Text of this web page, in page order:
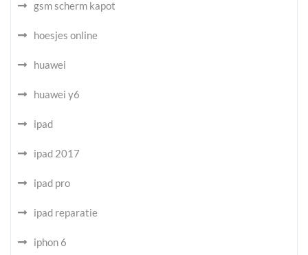
gsm scherm kapot
hoesjes online
huawei
huawei y6
ipad
ipad 2017
ipad pro
ipad reparatie
iphon 6